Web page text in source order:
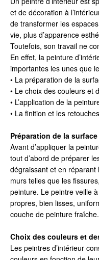
et de décoration à
de transformer les
vie, plus d’apparence
Toutefois, son travail ne
En effet, la peinture
importantes les unes que
• La préparation de la
• Le choix des couleurs et
• L’application de la
• La finition et les
Préparation de la
Avant d’appliquer la
tout d’abord de préparer
dégraissant et en
murs telles que les
peinture. Le peintre veille
propres, bien lisses,
couche de peinture fraîche.
Choix des couleurs et
Les peintres d’intérieur